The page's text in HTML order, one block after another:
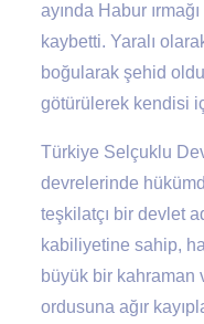
ayında Habur ırmağı
kaybetti. Yaralı
boğularak şehid
götürülerek kendisi
Türkiye Selçuklu
devrelerinde
teşkilatçı bir devlet
kabiliyetine sahip,
büyük bir kahraman
ordusuna ağır